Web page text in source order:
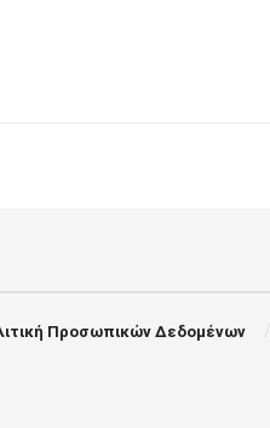
Προσωπικών Δεδομένων